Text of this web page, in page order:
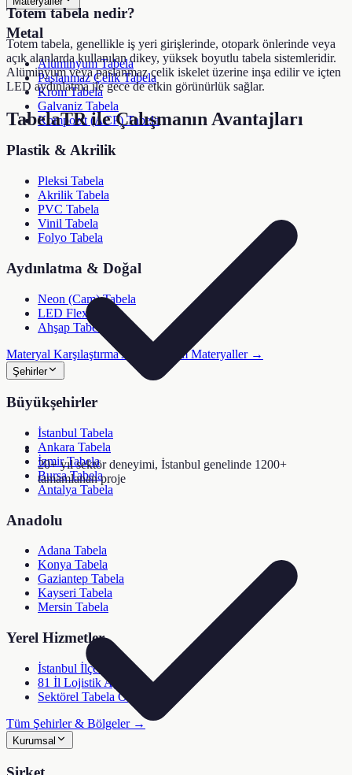
Metal
Alüminyum Tabela
Paslanmaz Çelik Tabela
Krom Tabela
Galvaniz Tabela
Kompozit (ACP) Tabela
Plastik & Akrilik
Pleksi Tabela
Akrilik Tabela
PVC Tabela
Vinil Tabela
Folyo Tabela
Aydınlatma & Doğal
Neon (Cam) Tabela
LED Flex Tabela
Ahşap Tabela
Materyal Karşılaştırma Aracı →
Tüm Materyaller →
Şehirler
Büyükşehirler
İstanbul Tabela
Ankara Tabela
İzmir Tabela
Bursa Tabela
Antalya Tabela
Anadolu
Adana Tabela
Konya Tabela
Gaziantep Tabela
Kayseri Tabela
Mersin Tabela
Yerel Hizmetler
İstanbul İlçeleri (39)
81 İl Lojistik Ağı
Sektörel Tabela Önerici
Tüm Şehirler & Bölgeler →
Kurumsal
Totem tabela nedir?
Totem tabela, genellikle iş yeri girişlerinde, otopark önlerinde veya
açık alanlarda kullanılan dikey, yüksek boyutlu tabela sistemleridir.
Alüminyum veya paslanmaz çelik iskelet üzerine inşa edilir ve içten
LED aydınlatma ile gece de etkin görünürlük sağlar.
TabelaTR ile Çalışmanın Avantajları
20+ yıl sektör deneyimi, İstanbul genelinde 1200+
tamamlanan proje